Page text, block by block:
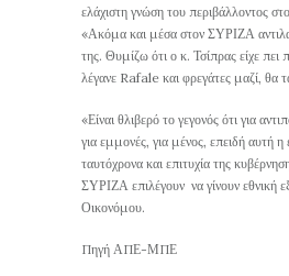
ελάχιστη γνώση του περιβάλλοντος
«Ακόμα και μέσα στον ΣΥΡΙΖΑ
της. Θυμίζω ότι ο κ. Τσίπρας είχε πει
λέγανε Rafale και φρεγάτες μαζί, θα
«Είναι θλιβερό το γεγονός ότι για
για εμμονές, για μένος, επειδή αυτή η
ταυτόχρονα και επιτυχία της
ΣΥΡΙΖΑ επιλέγουν να γίνουν εθνική
Οικονόμου.
Πηγή ΑΠΕ-ΜΠΕ